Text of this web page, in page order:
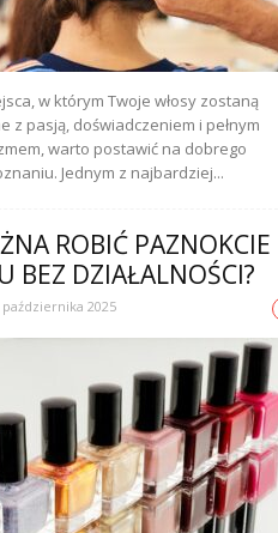
w którym Twoje włosy zostaną
z pasją, doświadczeniem i pełnym
warto postawić na dobrego
Jednym z najbardziej...
ROBIĆ PAZNOKCIE
BEZ DZIAŁALNOŚCI?
października 2025